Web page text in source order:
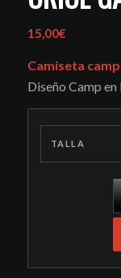
15,00€
Camiseta camp
Diseño Camp
TALLA